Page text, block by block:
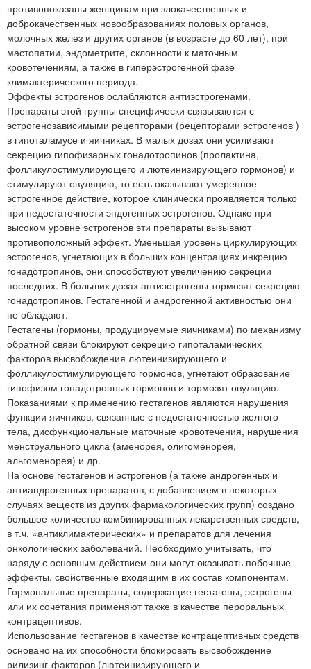
противопоказаны женщинам при злокачественных и
доброкачественных новообразованиях половых органов,
молочных желез и других органов (в возрасте до 60 лет), при
мастопатии, эндометрите, склонности к маточным
кровотечениям, а также в гиперэстрогенной фазе
климактерического периода.
Эффекты эстрогенов ослабляются антиэстрогенами.
Препараты этой группы специфически связываются с
эстрогенозависимыми рецепторами (рецепторами эстрогенов )
в гипоталамусе и яичниках. В малых дозах они усиливают
секрецию гипофизарных гонадотропинов (пролактина,
фолликулостимулирующего и лютеинизирующего гормонов) и
стимулируют овуляцию, то есть оказывают умеренное
эстрогенное действие, которое клинически проявляется только
при недостаточности эндогенных эстрогенов. Однако при
высоком уровне эстрогенов эти препараты вызывают
противоположный эффект. Уменьшая уровень циркулирующих
эстрогенов, угнетающих в больших концентрациях инкрецию
гонадотропинов, они способствуют увеличению секреции
последних. В больших дозах антиэстрогены тормозят секрецию
гонадотропинов. Гестагенной и андрогенной активностью они
не обладают.
Гестагены (гормоны, продуцируемые яичниками) по механизму
обратной связи блокируют секрецию гипоталамических
факторов высвобождения лютеинизирующего и
фолликулостимулирующего гормонов, угнетают образование
гипофизом гонадотропных гормонов и тормозят овуляцию.
Показаниями к применению гестагенов являются нарушения
функции яичников, связанные с недостаточностью желтого
тела, дисфункциональные маточные кровотечения, нарушения
менструального цикла (аменорея, олигоменорея,
альгоменорея) и др.
На основе гестагенов и эстрогенов (а также андрогенных и
антиандрогенных препаратов, с добавлением в некоторых
случаях веществ из других фармакологических групп) создано
большое количество комбинированных лекарственных средств,
в т.ч. «антиклимактерических» и препаратов для лечения
онкологических заболеваний. Необходимо учитывать, что
наряду с основным действием они могут оказывать побочные
эффекты, свойственные входящим в их состав компонентам.
Гормональные препараты, содержащие гестагены, эстрогены
или их сочетания применяют также в качестве пероральных
контрацептивов.
Использование гестагенов в качестве контрацептивных средств
основано на их способности блокировать высвобождение
рилизинг-факторов (лютеинизирующего и